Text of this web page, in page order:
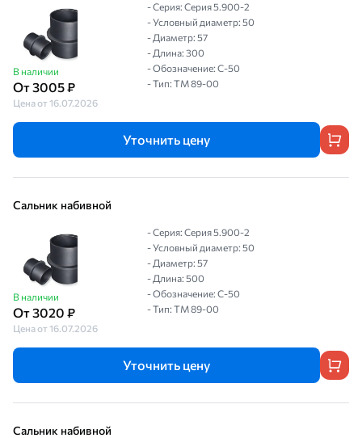
В наличии
От 3005 ₽
Цена от 16.07.2026
- Серия: Серия 5.900-2
- Условный диаметр: 50
- Диаметр: 57
- Длина: 300
- Обозначение: С-50
- Тип: ТМ 89-00
Уточнить цену
Сальник набивной
В наличии
От 3020 ₽
Цена от 16.07.2026
- Серия: Серия 5.900-2
- Условный диаметр: 50
- Диаметр: 57
- Длина: 500
- Обозначение: С-50
- Тип: ТМ 89-00
Уточнить цену
Сальник набивной